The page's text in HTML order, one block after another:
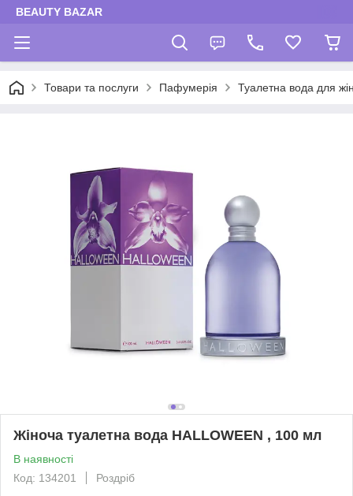
BEAUTY BAZAR
Товари та послуги Пафумерія Туалетна вода для
Жіноча туалетна вода HALLOWEEN , 100 мл
В наявності
Код: 134201
Роздріб